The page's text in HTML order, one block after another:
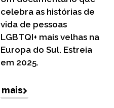
celebra as histórias de
vida de pessoas
LGBTQI+ mais velhas na
Europa do Sul. Estreia
em 2025.
mais